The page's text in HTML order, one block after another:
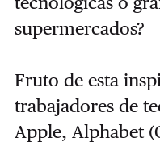
supermercados?
Fruto de esta
trabajadores de
Apple, Alphabet